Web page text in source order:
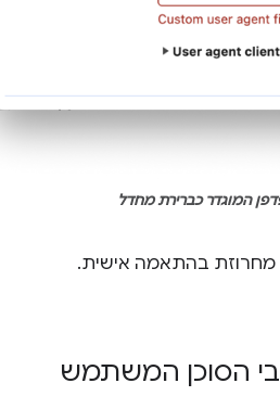
המוגדר כברירת מחדל
מחרוזת בהתאמה אישית.